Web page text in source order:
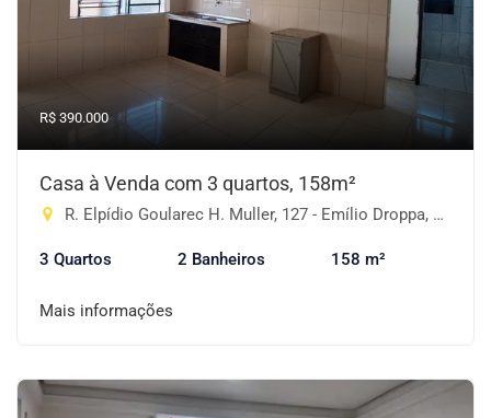
R$ 390.000
Casa à Venda com 3 quartos, 158m²
R. Elpídio Goularec H. Muller, 127 - Emílio Droppa, Cruz Alta-RS
3 Quartos 2 Banheiros 158 m²
Mais informações